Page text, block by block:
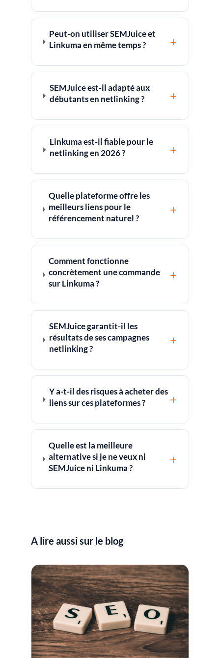
Peut-on utiliser SEMJuice et
Linkuma en même temps ?
+
SEMJuice est-il adapté aux
débutants en netlinking ?
+
Linkuma est-il fiable pour le
netlinking en 2026 ?
+
Quelle plateforme offre les
meilleurs liens pour le
référencement naturel ?
+
Comment fonctionne
concrètement une commande
sur Linkuma ?
+
SEMJuice garantit-il les
résultats de ses campagnes
netlinking ?
+
Y a-t-il des risques à acheter des
liens sur ces plateformes ?
+
Quelle est la meilleure
alternative si je ne veux ni
SEMJuice ni Linkuma ?
+
A lire aussi sur le blog